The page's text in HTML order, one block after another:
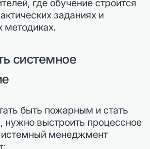
где обучение строится
заданиях и
методиках.
системное
быть пожарным и стать
выстроить процессное
менеджмент